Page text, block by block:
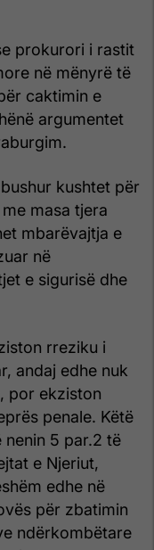
prokurori i rastit
në mënyrë të
caktimin e
argumentet
kushtet për
masa tjera
mbarëvajtja e
në
e sigurisë dhe
rreziku i
andaj edhe nuk
por ekziston
penale. Këtë
nenin 5 par.2 të
e Njeriut,
edhe në
për zbatimin
ndërkombëtare